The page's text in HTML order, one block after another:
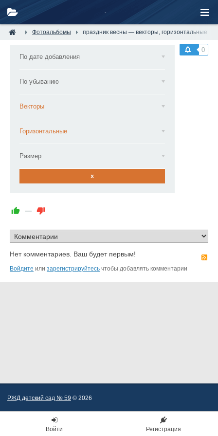
Фотоальбомы праздник весны — векторы, горизонтальные
0
По дате добавления
По убыванию
Векторы
Горизонтальные
Размер
x
—
Нет комментариев. Ваш будет первым!
Войдите или зарегистрируйтесь чтобы добавлять комментарии
РЖД детский сад № 59 © 2026
Войти Регистрация